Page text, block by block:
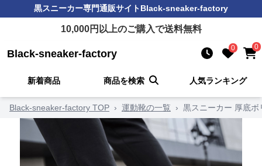
黒スニーカー専門通販サイトBlack-sneaker-factory
10,000円以上のご購入で送料無料
Black-sneaker-factory 0 0
新着商品 商品を検索 人気ランキング
Black-sneaker-factory TOP › 運動靴の一覧 › 黒スニーカー 厚底